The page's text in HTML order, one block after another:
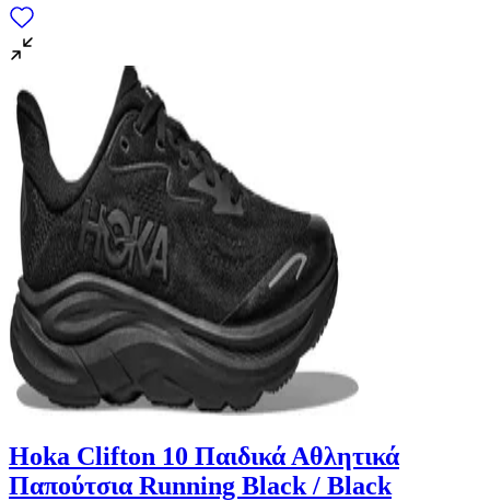
Hoka Clifton 10 Παιδικά Αθλητικά
Παπούτσια Running Black / Black